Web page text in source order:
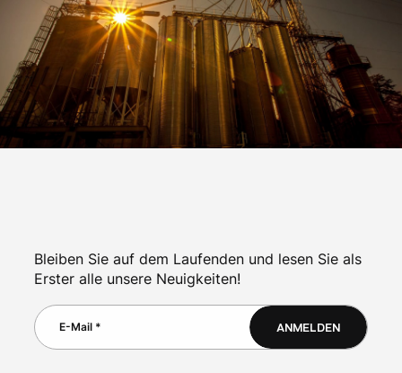
Bleiben Sie auf dem Laufenden und lesen Sie als
Erster alle unsere Neuigkeiten!
ANMELDEN